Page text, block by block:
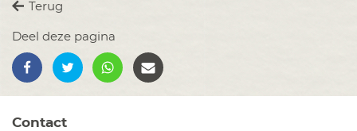
Terug
Deel deze pagina
Contact